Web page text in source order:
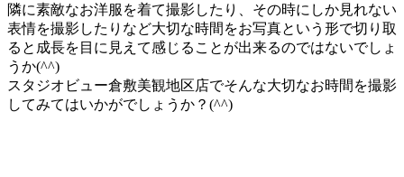
隣に素敵なお洋服を着て撮影したり、その時にしか見れない
表情を撮影したりなど大切な時間をお写真という形で切り取
ると成長を目に見えて感じることが出来るのではないでしょ
うか(^^)
スタジオビュー倉敷美観地区店でそんな大切なお時間を撮影
してみてはいかがでしょうか？(^^)